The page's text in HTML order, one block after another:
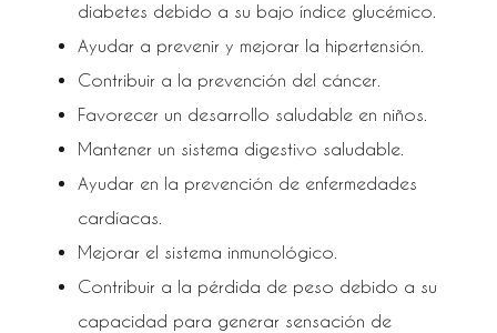
diabetes debido a su bajo índice glucémico.
Ayudar a prevenir y mejorar la hipertensión.
Contribuir a la prevención del cáncer.
Favorecer un desarrollo saludable en niños.
Mantener un sistema digestivo saludable.
Ayudar en la prevención de enfermedades
cardíacas.
Mejorar el sistema inmunológico.
Contribuir a la pérdida de peso debido a su
capacidad para generar sensación de